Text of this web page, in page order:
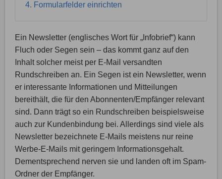
4. Formularfelder einrichten
Ein Newsletter (englisches Wort für „Infobrief“) kann
Fluch oder Segen sein – das kommt ganz auf den
Inhalt solcher meist per E-Mail versandten
Rundschreiben an. Ein Segen ist ein Newsletter, wenn
er interessante Informationen und Mitteilungen
bereithält, die für den Abonnenten/Empfänger relevant
sind. Dann trägt so ein Rundschreiben beispielsweise
auch zur Kundenbindung bei. Allerdings sind viele als
Newsletter bezeichnete E-Mails meistens nur reine
Werbe-E-Mails mit geringem Informationsgehalt.
Dementsprechend nerven sie und landen oft im Spam-
Ordner der Empfänger.